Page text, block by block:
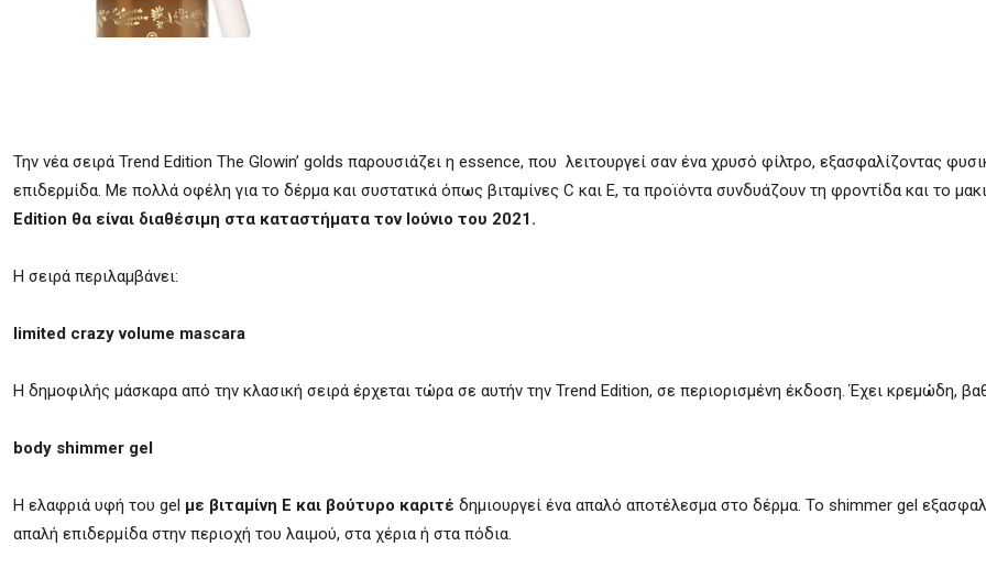
Την νέα σειρά Trend Edition The Glowin’ golds παρουσιάζει η essence, που λειτουργεί σαν ένα χρυσό φίλτρο, εξασφαλίζοντας
επιδερμίδα. Με πολλά οφέλη για το δέρμα και συστατικά όπως βιταμίνες C και Ε, τα προϊόντα συνδυάζουν τη φροντίδα και το
Edition θα είναι διαθέσιμη στα καταστήματα τον Ιούνιο του 2021.
Η σειρά περιλαμβάνει:
limited crazy volume mascara
Η δημοφιλής μάσκαρα από την κλασική σειρά έρχεται τώρα σε αυτήν την Trend Edition, σε περιορισμένη έκδοση. Έχει κρεμώδη,
body shimmer gel
Η ελαφριά υφή του gel με βιταμίνη Ε και βούτυρο καριτέ δημιουργεί ένα απαλό αποτέλεσμα στο δέρμα. Το shimmer gel
απαλή επιδερμίδα στην περιοχή του λαιμού, στα χέρια ή στα πόδια.